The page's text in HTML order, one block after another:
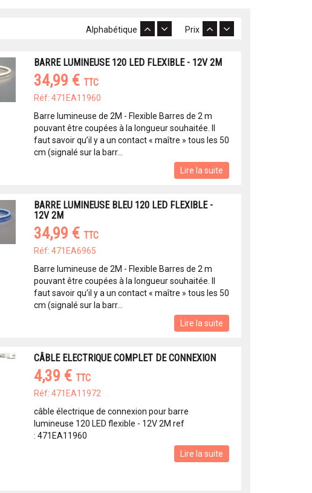
Prix
Alphabétique
BARRE LUMINEUSE 120 LED FLEXIBLE - 12V 2M
34,99 € TTC
Réf: 471EA11960
Barre lumineuse de 2M - Flexible Barres de 2 m
pouvant être coupées à la longueur souhaitée. Il
faut savoir qu’il y a un contact « maître » tous les 50
cm (signalé sur la barr...
Lire la suite
BARRE LUMINEUSE BLEU 120 LED FLEXIBLE -
12V 2M
34,99 € TTC
Réf: 471EA6965
Barre lumineuse de 2M - Flexible Barres de 2 m
pouvant être coupées à la longueur souhaitée. Il
faut savoir qu’il y a un contact « maître » tous les 50
cm (signalé sur la barr...
Lire la suite
CÂBLE ELECTRIQUE COMPLET DE CONNEXION
4,39 € TTC
Réf: 471EA11972
câble électrique de connexion pour barre
lumineuse 120 LED flexible - 12V 2M ref
: 471EA11960
Lire la suite